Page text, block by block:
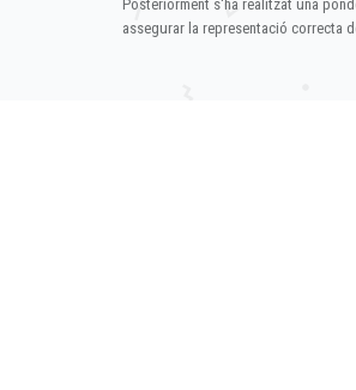
Posteriorment s'ha realitzat una
assegurar la representació correcta